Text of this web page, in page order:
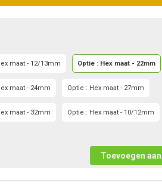
maat - 12/13mm Optie : Hex maat - 22mm
maat - 24mm Optie : Hex maat - 27mm
maat - 32mm Optie : Hex maat - 10/12mm